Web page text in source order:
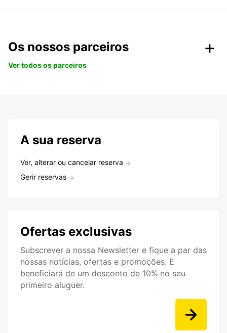
Os nossos parceiros
Ver todos os parceiros
A sua reserva
Ver, alterar ou cancelar reserva
Gerir reservas
Ofertas exclusivas
Subscrever a nossa Newsletter e fique a par das
nossas notícias, ofertas e promoções. E
beneficiará de um desconto de 10% no seu
primeiro aluguer.